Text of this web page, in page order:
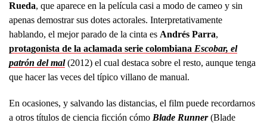
Rueda, que aparece en la película casi a modo de cameo y sin
apenas demostrar sus dotes actorales. Interpretativamente
hablando, el mejor parado de la cinta es Andrés Parra,
protagonista de la aclamada serie colombiana Escobar, el
patrón del mal(2012) el cual destaca sobre el resto, aunque tenga
que hacer las veces del típico villano de manual.
En ocasiones, y salvando las distancias, el film puede recordarnos
a otros títulos de ciencia ficción cómo Blade Runner(Blade